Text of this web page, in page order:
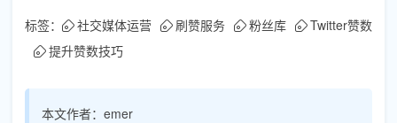
标签： 社交媒体运营 刷赞服务 粉丝库
Twitter赞数
提升赞数技巧
本文作者： emer